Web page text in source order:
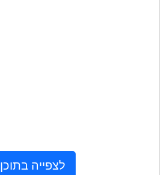
לצפייה בתוכן